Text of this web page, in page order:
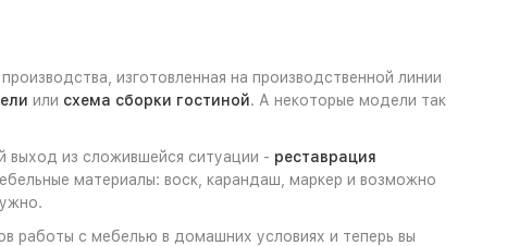
изготовленная на производственной линии
или схема сборки гостиной. А некоторые модели так
выход из сложившейся ситуации - реставрация
материалы: воск, карандаш, маркер и возможно
работы с мебелью в домашних условиях и теперь вы